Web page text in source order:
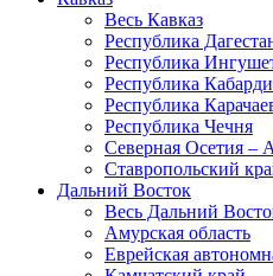
Весь Кавказ
Республика
Республика
Республика
Республика
Республика Чечня
Северная Осетия –
Ставропольский
Дальний Восток
Весь Дальний
Амурская область
Еврейская